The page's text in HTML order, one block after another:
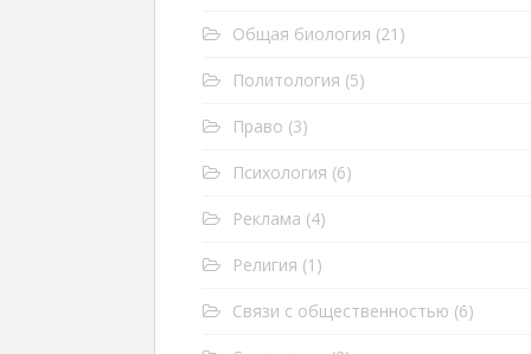
Общая биология (21)
Политология (5)
Право (3)
Психология (6)
Реклама (4)
Религия (1)
Связи с общественностью (6)